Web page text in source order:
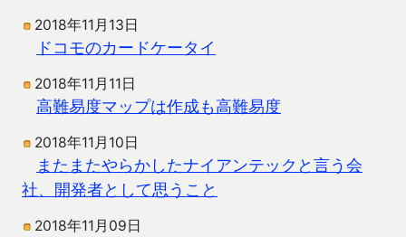
2018年11月13日
ドコモのカードケータイ
2018年11月11日
高難易度マップは作成も高難易度
2018年11月10日
またまたやらかしたナイアンテックと言う会
社、開発者として思うこと
2018年11月09日